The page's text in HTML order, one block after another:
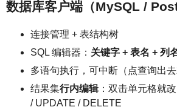
数据库客户端（MySQL /
连接管理 + 表结构树
SQL 编辑器： 关键字 + 表名 + 列
多语句执行，可中断（点查询出去
结果集行内编辑：双击单元格就
/ UPDATE / DELETE